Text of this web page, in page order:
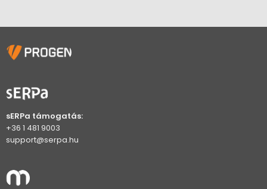
sERPa támogatás:
+36 1 481 9003
support@serpa.hu